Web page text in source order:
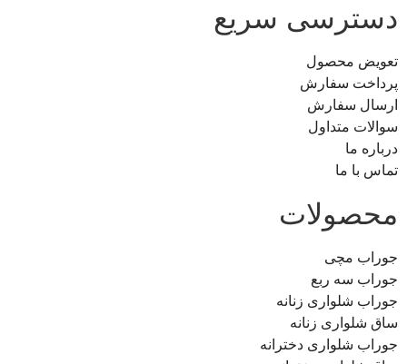
دسترسی سریع
تعویض محصول
پرداخت سفارش
ارسال سفارش
سوالات متداول
درباره ما
تماس با ما
محصولات
جوراب مچی
جوراب سه ربع
جوراب شلواری زنانه
ساق شلواری زنانه
جوراب شلواری دخترانه